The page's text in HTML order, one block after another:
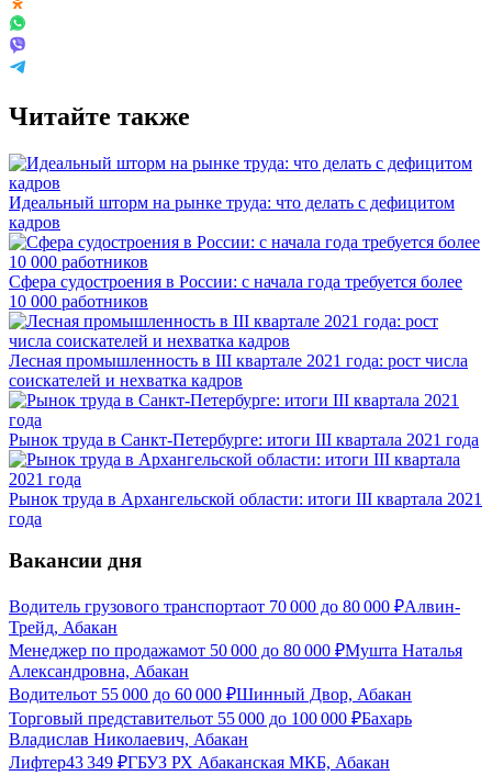
Читайте также
Идеальный шторм на рынке труда: что делать с дефицитом
кадров
Сфера судостроения в России: с начала года требуется более
10 000 работников
Лесная промышленность в III квартале 2021 года: рост числа
соискателей и нехватка кадров
Рынок труда в Санкт-Петербурге: итоги III квартала 2021 года
Рынок труда в Архангельской области: итоги III квартала 2021
года
Вакансии дня
Водитель грузового транспортаот 70 000 до 80 000 ₽Алвин-
Трейд, Абакан
Менеджер по продажамот 50 000 до 80 000 ₽Мушта Наталья
Александровна, Абакан
Водительот 55 000 до 60 000 ₽Шинный Двор, Абакан
Торговый представительот 55 000 до 100 000 ₽Бахарь
Владислав Николаевич, Абакан
Лифтер43 349 ₽ГБУЗ РХ Абаканская МКБ, Абакан